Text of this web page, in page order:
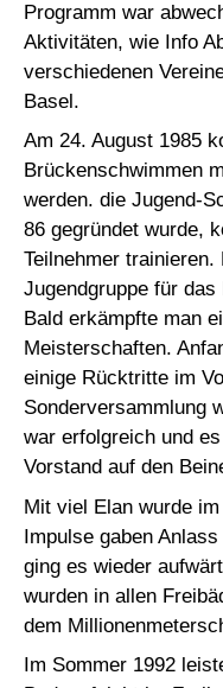
Programm war
Aktivitäten, wie Info
verschiedenen
Basel.
Am 24. August 1985
Brückenschwimmen
werden. die Jugend-
86 gegründet wurde,
Teilnehmer
Jugendgruppe für
Bald erkämpfte man
Meisterschaften.
einige Rücktritte im
Sonderversammlung
war erfolgreich und
Vorstand auf den
Mit viel Elan wurde
Impulse gaben
ging es wieder
wurden in allen
dem
Im Sommer 1992